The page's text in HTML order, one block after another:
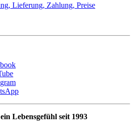
Lieferung, Zahlung, Preise
Lebensgefühl seit 1993